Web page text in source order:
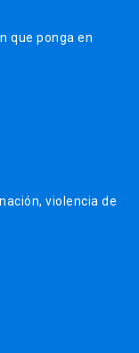
que ponga en
violencia de